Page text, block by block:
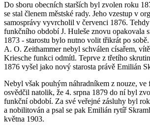
Do sboru obecních starších byl zvolen roku
se stal členem městské rady. Jeho vzestup v
samosprávy vyvrcholil v červenci 1876.
funkčního období J. Huleše znovu opakovala
1873 - starostu bylo nutno volit třikrát po
A. O. Zeithammer nebyl schválen císařem,
Kriesche funkci odmítl. Teprve z třetího
1876 vyšel jako nový starosta právě Emilián
Nebyl však pouhým náhradníkem z nouze, ve
osvědčil natolik, že 4. srpna 1879 do ní byl
funkční období. Za své veřejné zásluhy byl
a nobilitován a psal se pak Emilián rytíř
května 1903.